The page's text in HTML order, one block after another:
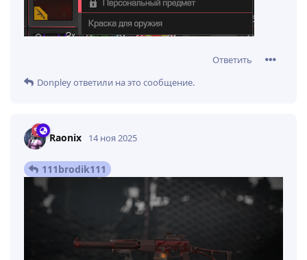
Ответить
Donpleyответили на это сообщение.
Raonix 14 ноя 2025
111brodik111